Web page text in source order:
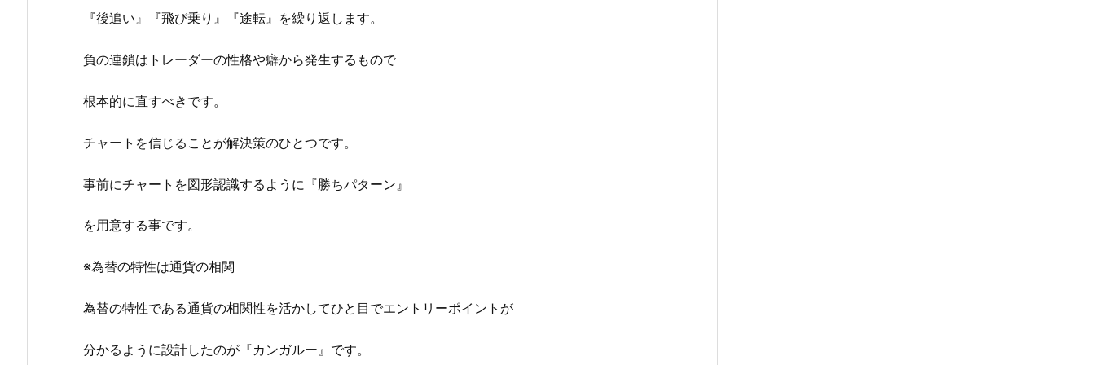
『後追い』『飛び乗り』『途転』を繰り返します。
負の連鎖はトレーダーの性格や癖から発生するもので
根本的に直すべきです。
チャートを信じることが解決策のひとつです。
事前にチャートを図形認識するように『勝ちパターン』
を用意する事です。
※為替の特性は通貨の相関
為替の特性である通貨の相関性を活かしてひと目でエントリーポイントが
分かるように設計したのが『カンガルー』です。